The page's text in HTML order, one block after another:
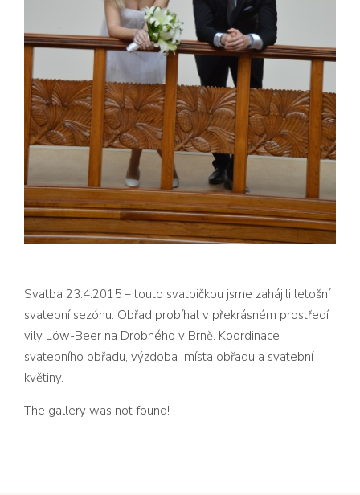
Svatba 23.4.2015 – touto svatbičkou jsme zahájili letošní
svatební sezónu. Obřad probíhal v překrásném prostředí
vily Löw-Beer na Drobného v Brně. Koordinace
svatebního obřadu, výzdoba místa obřadu a svatební
květiny.
The gallery was not found!